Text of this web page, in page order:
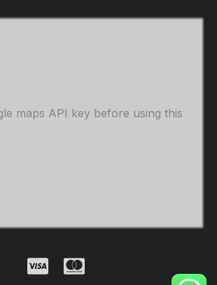
maps API key before using this